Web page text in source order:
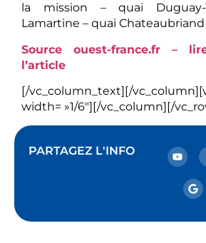
la mission – quai
Lamartine – quai Chateaubriand
Source ouest-france.fr –
l’article
[/vc_column_text][/
width= »1/6″][/vc_column][/
PARTAGEZ L'INFO